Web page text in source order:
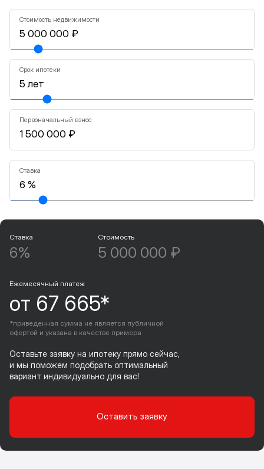
Стоимость недвижимости
Срок ипотеки
Первоначальный взнос
Ставка
Ставка
6%
Стоимость
5 000 000 ₽
Ежемесячный платеж
от 67 665*
*приведенная сумма не является публичной
офертой и указана в качестве примера
Оставьте заявку на ипотеку прямо сейчас,
и мы поможем подобрать оптимальный
вариант индивидуально для вас!
Оставить заявку